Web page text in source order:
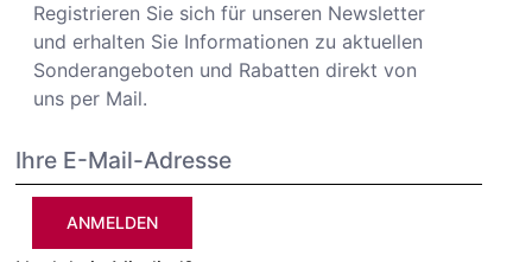
Registrieren Sie sich für unseren Newsletter
und erhalten Sie Informationen zu aktuellen
Sonderangeboten und Rabatten direkt von
uns per Mail.
ANMELDEN